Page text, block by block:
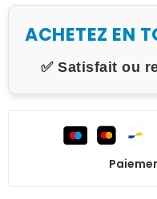
ACHETEZ EN
✅ Satisfait ou